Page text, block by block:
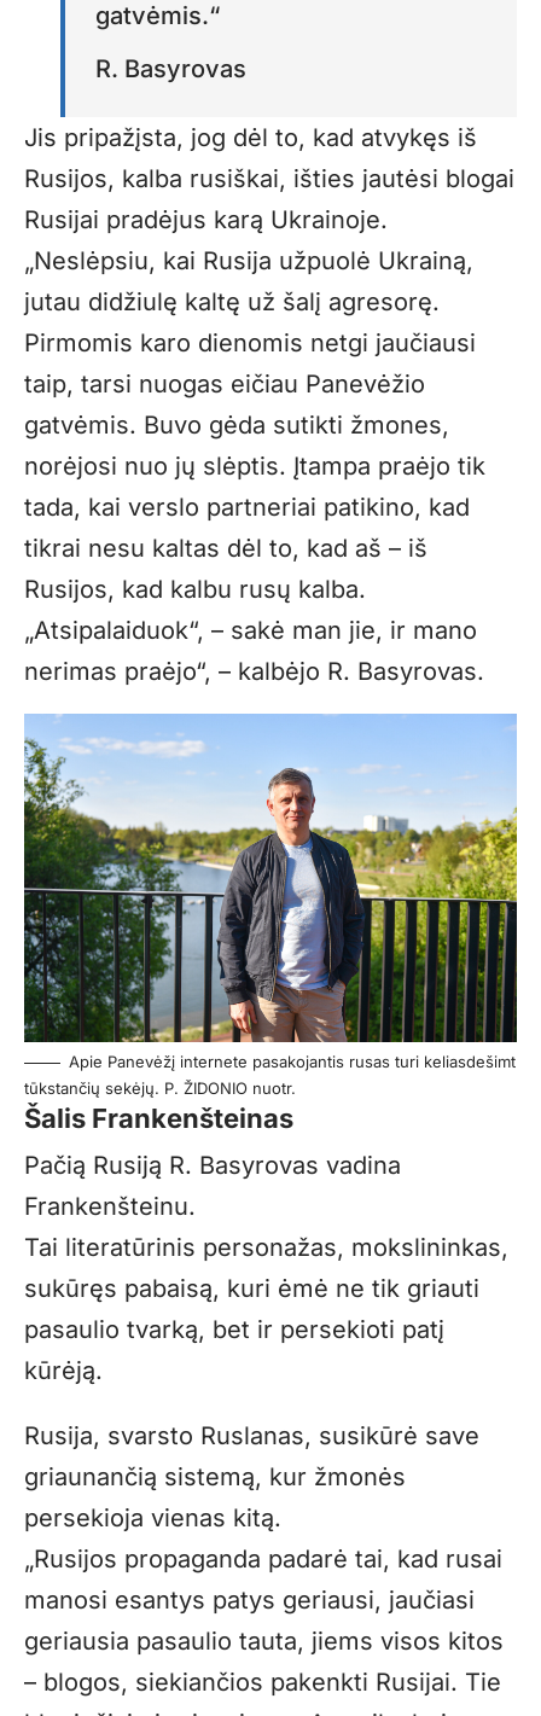
gatvėmis.“
R. Basyrovas
Jis pripažįsta, jog dėl to, kad atvykęs iš
Rusijos, kalba rusiškai, išties jautėsi blogai
Rusijai pradėjus karą Ukrainoje.
„Neslėpsiu, kai Rusija užpuolė Ukrainą,
jutau didžiulę kaltę už šalį agresorę.
Pirmomis karo dienomis netgi jaučiausi
taip, tarsi nuogas eičiau Panevėžio
gatvėmis. Buvo gėda sutikti žmones,
norėjosi nuo jų slėptis. Įtampa praėjo tik
tada, kai verslo partneriai patikino, kad
tikrai nesu kaltas dėl to, kad aš – iš
Rusijos, kad kalbu rusų kalba.
„Atsipalaiduok“, – sakė man jie, ir mano
nerimas praėjo“, – kalbėjo R. Basyrovas.
Apie Panevėžį internete pasakojantis rusas turi keliasdešimt
tūkstančių sekėjų. P. ŽIDONIO nuotr.
Šalis Frankenšteinas
Pačią Rusiją R. Basyrovas vadina
Frankenšteinu.
Tai literatūrinis personažas, mokslininkas,
sukūręs pabaisą, kuri ėmė ne tik griauti
pasaulio tvarką, bet ir persekioti patį
kūrėją.
Rusija, svarsto Ruslanas, susikūrė save
griaunančią sistemą, kur žmonės
persekioja vienas kitą.
„Rusijos propaganda padarė tai, kad rusai
manosi esantys patys geriausi, jaučiasi
geriausia pasaulio tauta, jiems visos kitos
– blogos, siekiančios pakenkti Rusijai. Tie